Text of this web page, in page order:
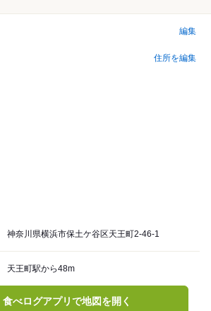
編集
住所を編集
神奈川県横浜市保土ケ谷区天王町2-46-1
天王町駅から48m
食べログアプリで地図を開く